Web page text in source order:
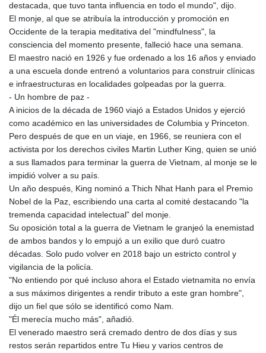
destacada, que tuvo tanta influencia en todo el mundo", dijo.
El monje, al que se atribuía la introducción y promoción en
Occidente de la terapia meditativa del "mindfulness", la
consciencia del momento presente, falleció hace una semana.
El maestro nació en 1926 y fue ordenado a los 16 años y enviado
a una escuela donde entrenó a voluntarios para construir clínicas
e infraestructuras en localidades golpeadas por la guerra.
- Un hombre de paz -
A inicios de la década de 1960 viajó a Estados Unidos y ejerció
como académico en las universidades de Columbia y Princeton.
Pero después de que en un viaje, en 1966, se reuniera con el
activista por los derechos civiles Martin Luther King, quien se unió
a sus llamados para terminar la guerra de Vietnam, al monje se le
impidió volver a su país.
Un año después, King nominó a Thich Nhat Hanh para el Premio
Nobel de la Paz, escribiendo una carta al comité destacando "la
tremenda capacidad intelectual" del monje.
Su oposición total a la guerra de Vietnam le granjeó la enemistad
de ambos bandos y lo empujó a un exilio que duró cuatro
décadas. Solo pudo volver en 2018 bajo un estricto control y
vigilancia de la policía.
"No entiendo por qué incluso ahora el Estado vietnamita no envía
a sus máximos dirigentes a rendir tributo a este gran hombre",
dijo un fiel que sólo se identificó como Nam.
"Él merecía mucho más", añadió.
El venerado maestro será cremado dentro de dos días y sus
restos serán repartidos entre Tu Hieu y varios centros de